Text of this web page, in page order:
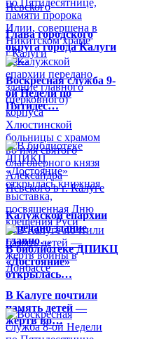
Глава городского
округа города Калуги
по…
Воскресная служба 9-
ой Недели по
Пятидес…
Калужской епархии
передано здание
главно…
В библиотеке ДПИКЦ
«Достояние»
открылась…
В Калуге почтили
память детей —
жертв во…